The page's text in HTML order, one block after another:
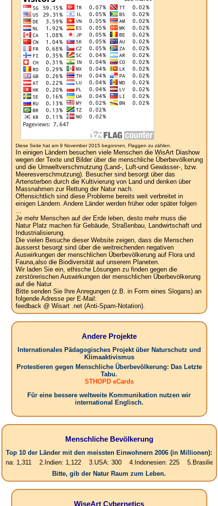
Diese Seite hat am 9 November 2015 begonnen, Flaggen zu zählen.
In einigen Ländern besuchen viele Menschen die WisArt Diashow
wegen der Texte und Bilder über die menschliche Überbevölkerung
und die Umweltverschmutzung (Land-, Luft-und Gewässer-, bzw.
Meeresverschmutzung). Besucher sind besorgt über das
Artensterben durch die Kultivierung von Land und denken über
Massnahmen zur Rettung der Natur nach.
Offensichtlich sind diese Probleme bereits weit verbreitet in
einigen Ländern. Andere Länder werden früher oder später folgen
...
Je mehr Menschen auf der Erde leben, desto mehr muss die
Natur Platz machen für Gebäude, Straßenbau, Landwirtschaft und
Industrialisierung.
Die vielen Besuche dieser Website zeigen, dass die Menschen
äusserst besorgt sind über die weitreichenden negativen
Auswirkungen der menschlichen Überbevölkerung auf Flora und
Fauna,also die Biodiversität auf unserem Planeten.
Wir laden Sie ein, ethische Lösungen zu finden gegen die
zerstörerischen Auswirkungen der menschlichen Überbevölkerung
auf die Natur.
Bitte senden Sie Ihre Anregungen (z.B. in Form eines Slogans) an
folgende Adresse per E-Mail:
feedback @ Wisart .net (Anti-Spam-Notation).
Andere Projekte
Internationales Pädagogisches Projekt über Naturschutz und
Klimaaktivismus
Protestieren gegen Menschliche Überbevölkerung: Das Letzte
Tabu.
STHOPD eCards
Für eine bessere weltweite Kommunikation nutzen wir
international Englisch.
Menschliche Bevölkerung
Top 10 der Länder mit den meissten Einwohnern 2006 (in Millionen):
2.Indien: 1,122 3.USA: 300 4.Indonesien: 225 5.Brasilien: 187
Bitte, gib der Natur Raum zum Leben.
WiseArt Cybernetics